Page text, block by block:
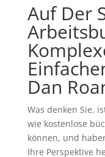
Auf Der
Dan
Was denken Sie,
wie kostenlose
können, und
Ihre Perspektive